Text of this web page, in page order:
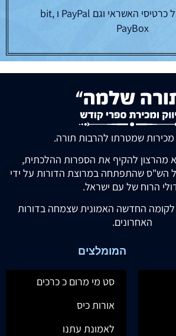
עובדים עם כל כרטיסי האשראי וגם PayPal ו bit,
PayBox
שמטרתו להרבות תורה.
מהרצון להקיף את הספרות ההלכתית,
הש"ס שהתפתחה במרוצת הדורות על ידי
הרוח של עם ישראל.
לקומה החדשה האמונית שצמחה בדורות
האחרונים.
המומלצים
סט מי מרום כ כרכים
אורות כיס
לאמונת עתנו